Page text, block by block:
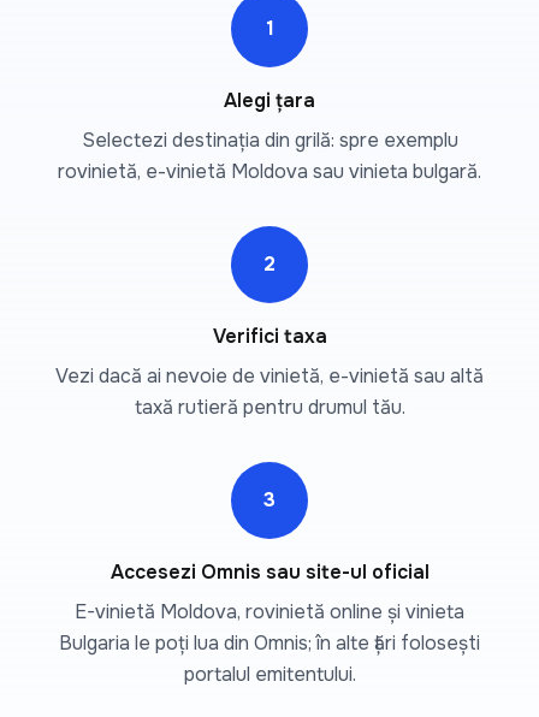
1
Alegi țara
Selectezi destinația din grilă: spre exemplu
rovinietă, e-vinietă Moldova sau vinieta bulgară.
2
Verifici taxa
Vezi dacă ai nevoie de vinietă, e-vinietă sau altă
taxă rutieră pentru drumul tău.
3
Accesezi Omnis sau site-ul oficial
E-vinietă Moldova, rovinietă online și vinieta
Bulgaria le poți lua din Omnis; în alte țări folosești
portalul emitentului.